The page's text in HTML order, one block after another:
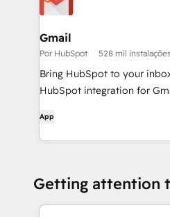
Gmail
Por HubSpot 528 mil instalações
Bring HubSpot to your
HubSpot integration for
App
Getting attention